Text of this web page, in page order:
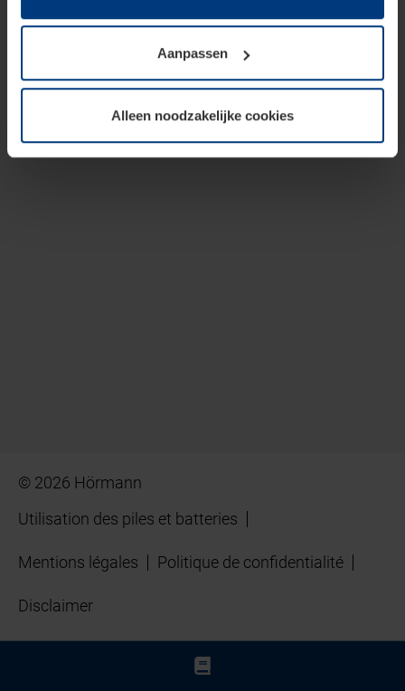
van deze pagina's absoluut vereist is. Voor alle andere
soorten cookies is uw toestemming benodigd. Uw
toestemming kunt u op elk moment bij de uitleg van de
wijzigen of herroepen.
Aanpassen
Alleen noodzakelijke cookies
© 2026 Hörmann
Utilisation des piles et batteries
Mentions légales Politique de confidentialité
Disclaimer